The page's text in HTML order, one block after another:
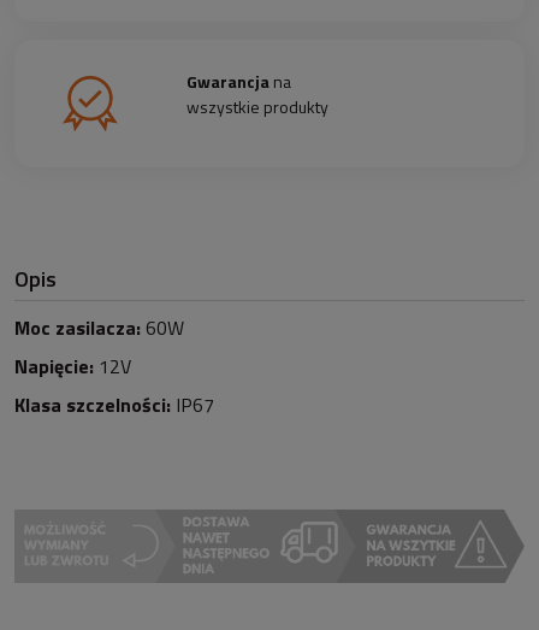
Gwarancjana
wszystkie produkty
Opis
Moc zasilacza: 60W
Napięcie: 12V
Klasa szczelności: IP67